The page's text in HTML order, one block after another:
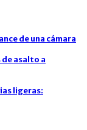
de una cámara
asalto a
ligeras: